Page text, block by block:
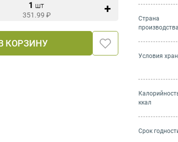
1 шт
351.99 ₽
КОРЗИНУ
Страна
производства
Условия
ккал
Cрок